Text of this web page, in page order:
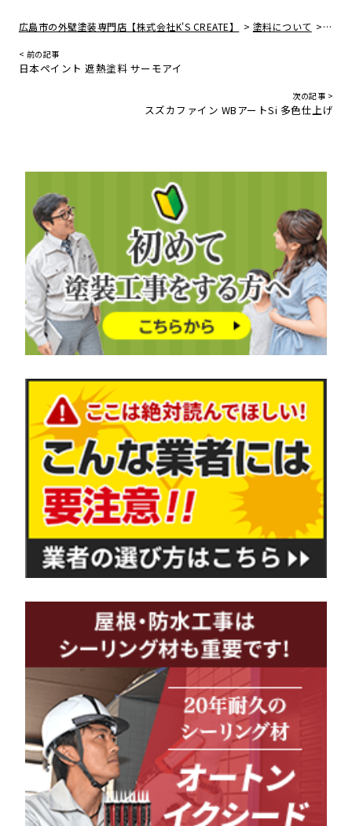
広島市の外壁塗装専門店【株式会社K'S CREATE】 > 塗料について > 水谷
< 前の記事
日本ペイント 遮熱塗料 サーモアイ
次の記事 >
スズカファイン WBアートSi 多色仕上げ